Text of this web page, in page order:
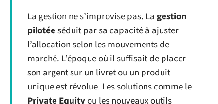
La gestion ne s’improvise pas. Lagestion
pilotéeséduit par sa capacité à ajuster
l’allocation selon les mouvements de
marché. L’époque où il suffisait de placer
son argent sur un livret ou un produit
unique est révolue. Les solutions comme le
Private Equityou les nouveaux outils